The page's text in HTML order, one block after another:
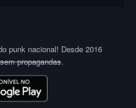
punk nacional! Desde 2016
propagandas.